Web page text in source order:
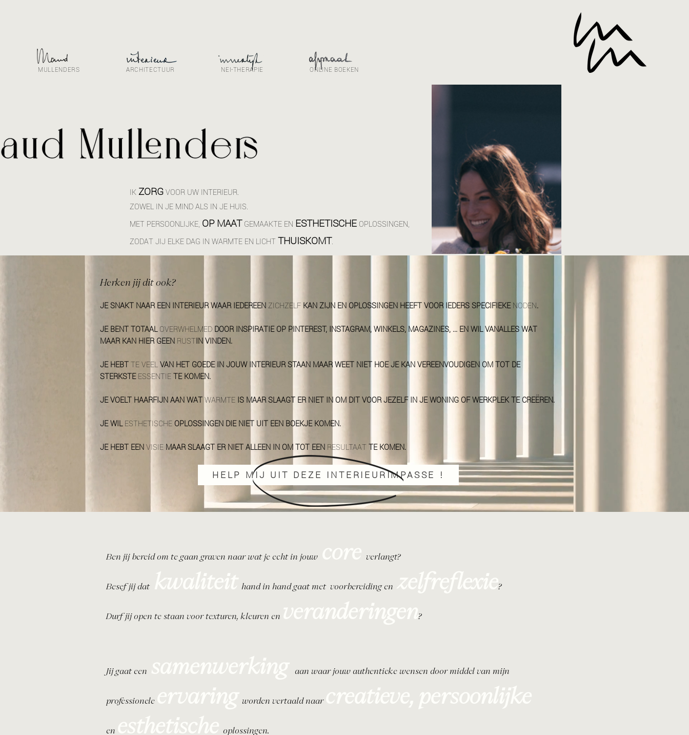
MULLENDERS ARCHITECTUUR NEI-THERAPIE ONLINE BOEKEN
IKZORGVOOR UW INTERIEUR.
ZOWEL IN JE MIND ALS IN JE HUIS.
MET PERSOONLIJKE, OP MAAT GEMAAKTE EN ESTHETISCHE OPLOSSINGEN,
ZODAT JIJ ELKE DAG IN WARMTE EN LICHT THUISKOMT.
Herken jij dit ook?
JE SNAKT NAAR EEN INTERIEUR WAAR IEDEREENZICHZELF KAN ZIJN EN OPLOSSINGEN HEEFT VOOR IEDERS SPECIFIEKENODEN.
JE BENT TOTAALOVERWHELMED DOOR INSPIRATIE OP PINTEREST, INSTAGRAM, WINKELS, MAGAZINES, ... EN WIL VANALLES WAT
MAAR KAN HIER GEEN RUSTIN VINDEN.
JE HEBTTE VEELVAN HET GOEDE IN JOUW INTERIEUR STAAN MAAR WEET NIET HOE JE KAN VEREENVOUDIGEN OM TOT DE
STERKSTEESSENTIETE KOMEN.
JE VOELT HAARFIJN AAN WATWARMTE IS MAAR SLAAGT ER NIET IN OM DIT VOOR JEZELF IN JE WONING OF WERKPLEK TE CREËREN.
JE WILESTHETISCHE OPLOSSINGEN DIE NIET UIT EEN BOEKJE KOMEN.
JE HEBT EENVISIE MAAR SLAAGT ER NIET ALLEEN IN OM TOT EEN RESULTAAT TE KOMEN.
HELP MIJ UIT DEZE INTERIEURIMPASSE !
Ben jij bereid om te gaan graven naar wat je echt in jouw verlangt?
Besef jij dat hand in hand gaat met voorbereiding en ?
Durf jij open te staan voor texturen, kleuren en ?
Jij gaat een aan waar jouw authentieke wensen door middel van mijn
professionele worden vertaald naar
en oplossingen.